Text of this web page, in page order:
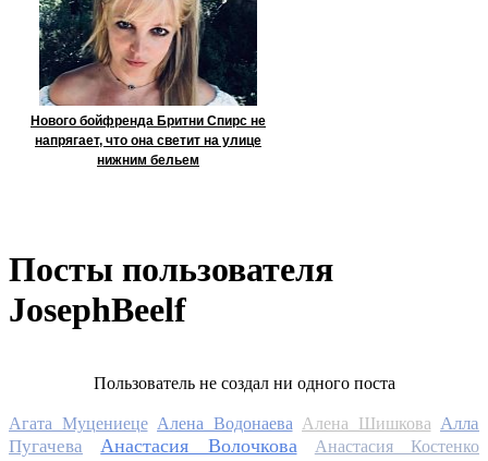
Нового бойфренда Бритни Спирс не
напрягает, что она светит на улице
нижним бельем
Посты пользователя
JosephBeelf
Пользователь не создал ни одного поста
Агата Муцениеце Алена Водонаева Алена Шишкова Алла
Пугачева
Анастасия Волочкова Анастасия Костенко